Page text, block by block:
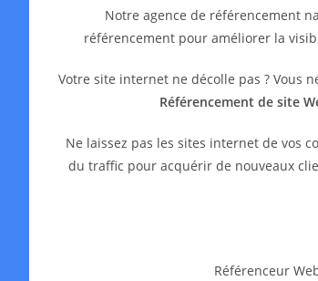
Notre agence de référencement
référencement pour améliorer la
Votre site internet ne décolle pas ? Vous
Référencement de site
Ne laissez pas les sites internet de vos
du traffic pour acquérir de nouveaux
Référenceur